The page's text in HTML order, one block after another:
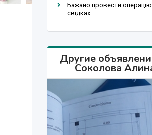
Бажано провести
свідках
Другие
Соколова